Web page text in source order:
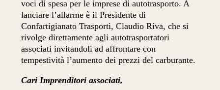
voci di spesa per le imprese di autotrasporto. A
lanciare l’allarme è il Presidente di
Confartigianato Trasporti, Claudio Riva, che si
rivolge direttamente agli autotrasportatori
associati invitandoli ad affrontare con
tempestività l’aumento dei prezzi del carburante.
Cari Imprenditori associati,